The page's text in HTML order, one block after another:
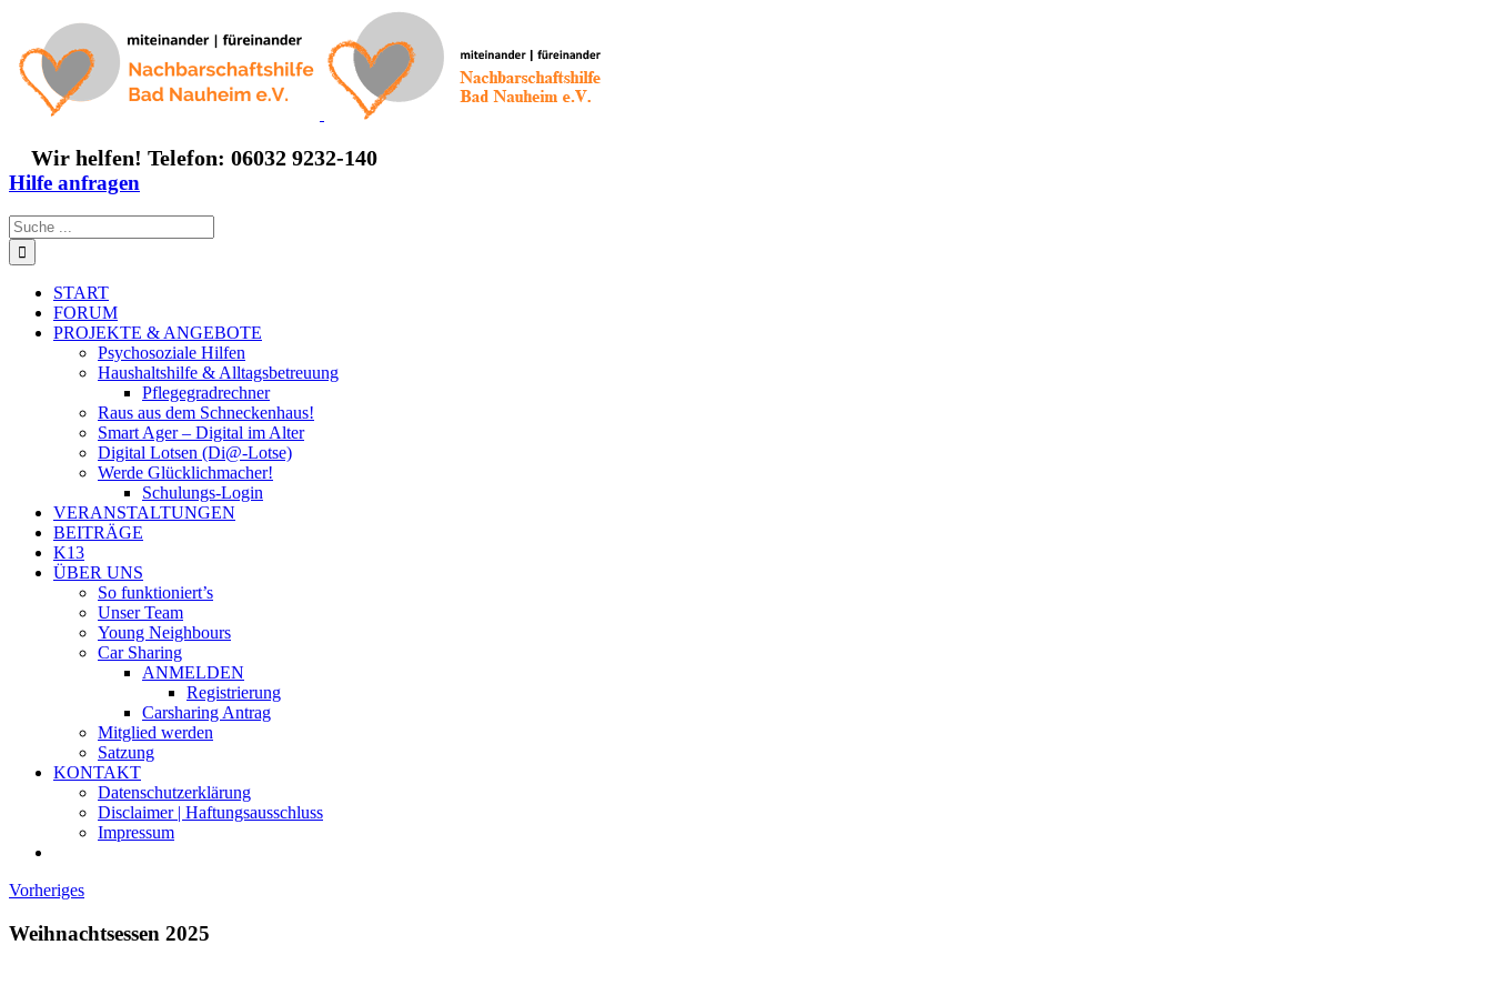
springen
Wir helfen! Telefon: 06032 9232-140
Hilfe anfragen
Suche
nach:
START
FORUM
PROJEKTE & ANGEBOTE
Psychosoziale Hilfen
Haushaltshilfe & Alltagsbetreuung
Pflegegradrechner
Raus aus dem Schneckenhaus!
Smart Ager – Digital im Alter
Digital Lotsen (Di@-Lotse)
Werde Glücklichmacher!
Schulungs-Login
VERANSTALTUNGEN
BEITRÄGE
K13
ÜBER UNS
So funktioniert’s
Unser Team
Young Neighbours
Car Sharing
ANMELDEN
Registrierung
Carsharing Antrag
Mitglied werden
Satzung
KONTAKT
Datenschutzerklärung
Disclaimer | Haftungsausschluss
Impressum
Vorheriges
Weihnachtsessen 2025